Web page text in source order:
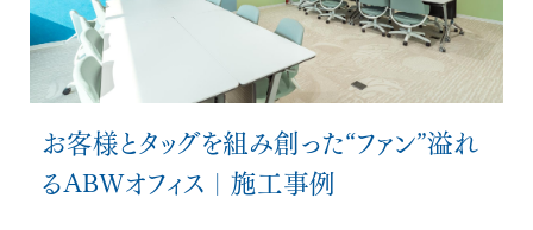
お客様とタッグを組み創った“ファン”溢れ
るABWオフィス｜施工事例